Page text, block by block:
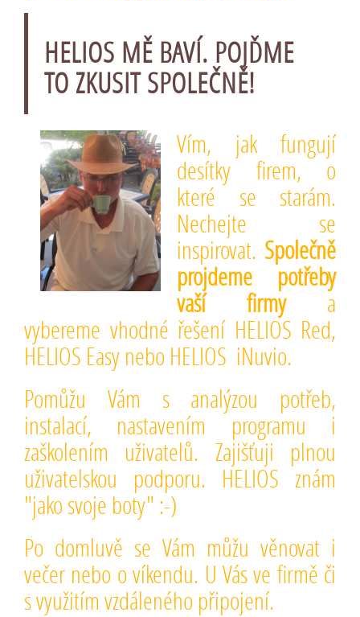
HELIOS MĚ BAVÍ. POJĎME
TO ZKUSIT SPOLEČNĚ!
Vím, jak fungují
desítky firem, o
které se starám.
Nechejte se
inspirovat. Společně
projdeme potřeby
vaší firmya
vybereme vhodné řešení HELIOS Red,
HELIOS Easy nebo HELIOS iNuvio.
Pomůžu Vám s analýzou potřeb,
instalací, nastavením programu i
zaškolením uživatelů. Zajišťuji plnou
uživatelskou podporu. HELIOS znám
"jako svoje boty" :-)
Po domluvě se Vám můžu věnovat i
večer nebo o víkendu. U Vás ve firmě či
s využitím vzdáleného připojení.